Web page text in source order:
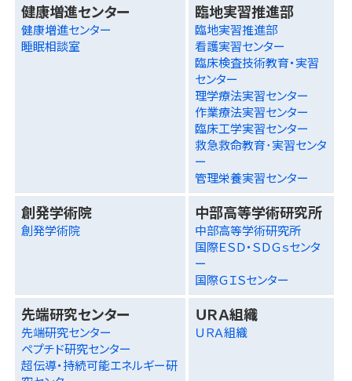
健康増進センター
健康増進センター
睡眠相談室
臨地実習推進部
臨地実習推進部
看護実習センター
臨床検査技術教育・実習
センター
理学療法実習センター
作業療法実習センター
臨床工学実習センター
救急救命教育･実習センタ
ー
管理栄養実習センター
創発学術院
創発学術院
中部高等学術研究所
中部高等学術研究所
国際ＥＳＤ・ＳＤＧｓセンタ
ー
国際ＧＩＳセンター
先端研究センター
先端研究センター
ペプチド研究センター
超伝導・持続可能エネルギー研
ＵＲＡ組織
ＵＲＡ組織